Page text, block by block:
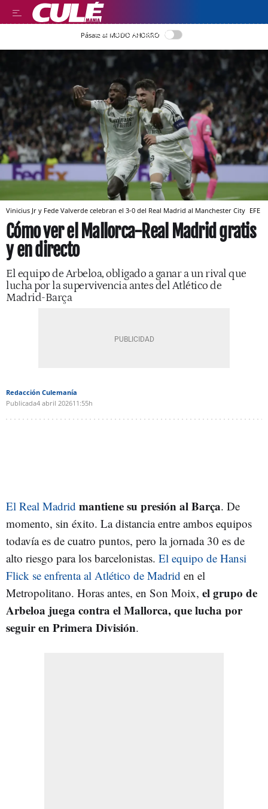
LEER EN CASTELLANO
Pásate al MODO AHORRO
Vinicius Jr y Fede Valverde celebran el 3-0 del Real Madrid al Manchester City EFE
Cómo ver el Mallorca-Real Madrid gratis
y en directo
El equipo de Arbeloa, obligado a ganar a un rival que
lucha por la supervivencia antes del Atlético de
Madrid-Barça
Redacción Culemanía
Publicada4 abril 202611:55h
El Real Madrid mantiene su presión al Barça. De
momento, sin éxito. La distancia entre ambos equipos
todavía es de cuatro puntos, pero la jornada 30 es de
alto riesgo para los barcelonistas. El equipo de Hansi
Flick se enfrenta al Atlético de Madrid en el
Metropolitano. Horas antes, en Son Moix, el grupo de
Arbeloa juega contra el Mallorca, que lucha por
seguir en Primera División.